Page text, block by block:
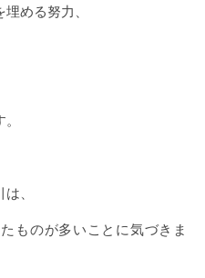
める努力、
、
ものが多いことに気づきま